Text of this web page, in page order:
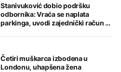
Stanivuković dobio podršku
odbornika: Vraća se naplata
parkinga, uvodi zajednički račun za
Četiri muškarca izbodena u
Londonu, uhapšena žena